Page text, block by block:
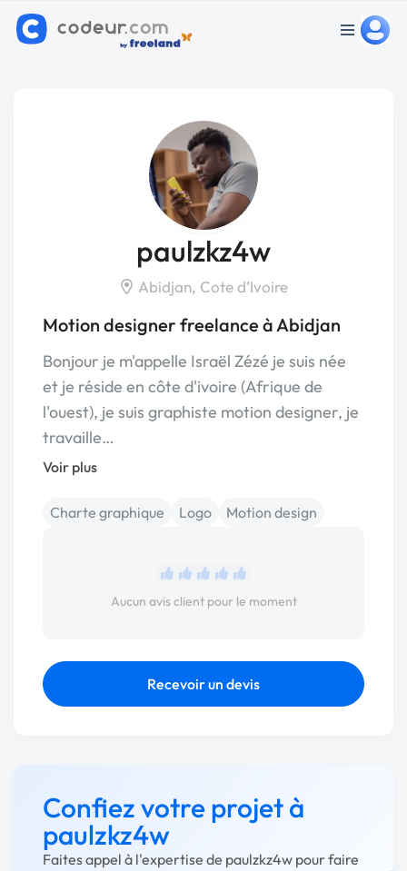
paulzkz4w
Abidjan, Cote d’Ivoire
Motion designer freelance à Abidjan
Bonjour je m'appelle Israël Zézé je suis née
et je réside en côte d'ivoire (Afrique de
l'ouest), je suis graphiste motion designer, je
travaille…
Voir plus
Charte graphique Logo Motion design
Aucun avis client pour le moment
Recevoir un devis
Confiez votre projet à
paulzkz4w
Faites appel à l'expertise de paulzkz4w pour faire